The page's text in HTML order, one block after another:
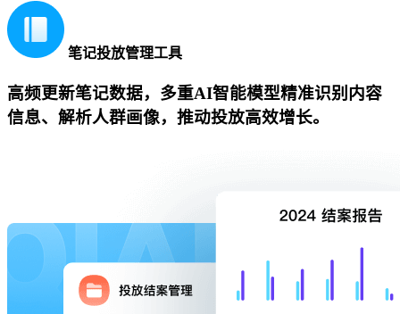
笔记投放管理工具
高频更新笔记数据，多重AI智能模型精准识别内容
信息、解析人群画像，推动投放高效增长。